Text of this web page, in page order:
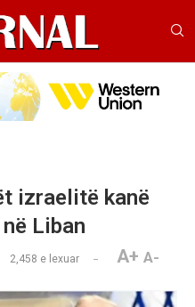
izraelitë kanë
Liban
2,458 e lexuar A+ A-